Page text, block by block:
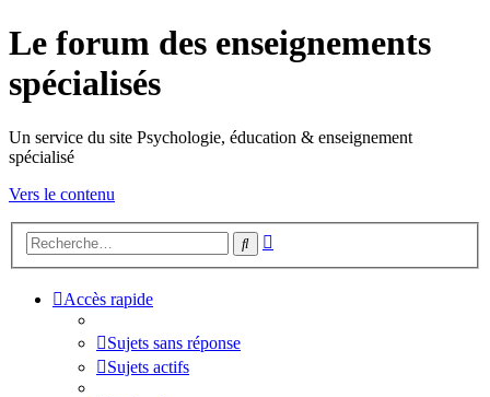
Le forum des enseignements
spécialisés
Un service du site Psychologie, éducation & enseignement
spécialisé
Vers le contenu
Rechercher
Accès rapide
Sujets sans réponse
Sujets actifs